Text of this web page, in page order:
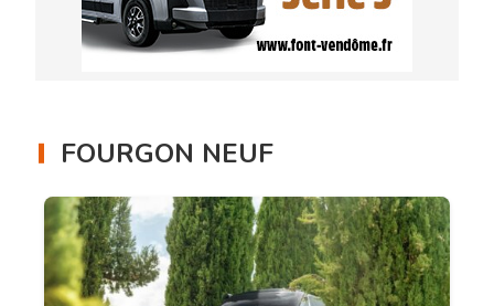
FOURGON NEUF